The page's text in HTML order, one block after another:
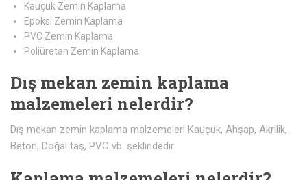
Kauçuk Zemin Kaplama
Epoksi Zemin Kaplama
PVC Zemin Kaplama
Poliüretan Zemin Kaplama
Dış mekan zemin kaplama
malzemeleri nelerdir?
Dış mekan zemin kaplama malzemeleri Kauçuk, Ahşap, Akrilik,
Beton, Doğal taş, PVC vb. şeklindedir.